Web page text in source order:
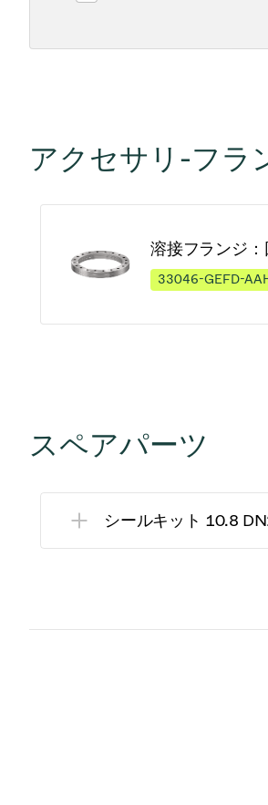
アクセサリ-フラ
溶接フランジ
33046-GEFD-
スペアパーツ
シールキット 10.8